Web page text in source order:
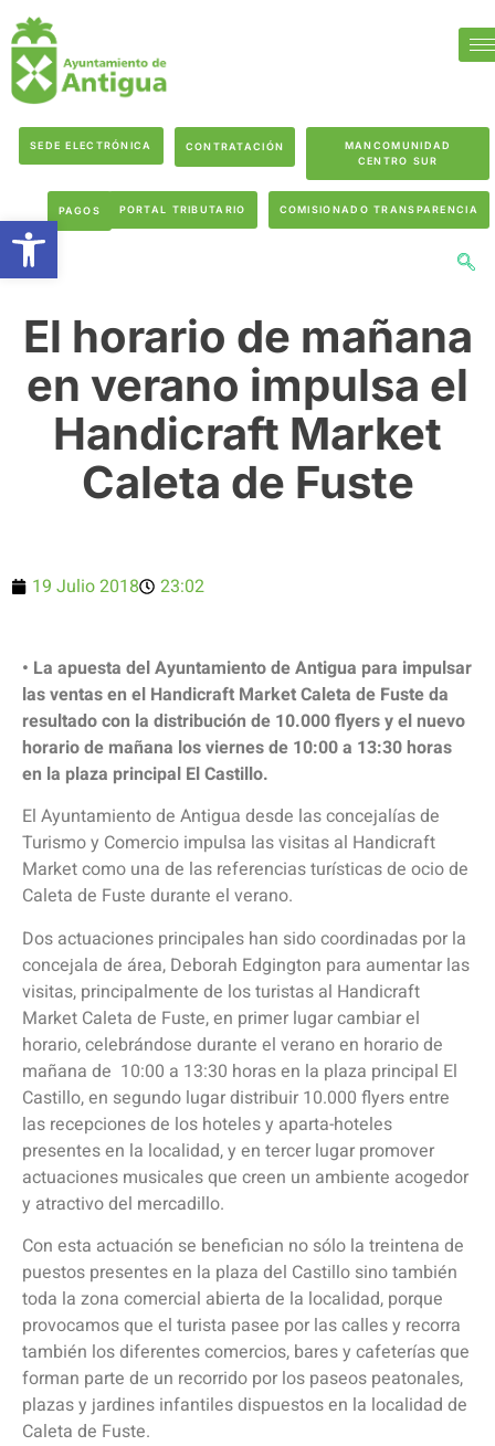
SEDE ELECTRÓNICA CONTRATACIÓN
MANCOMUNIDAD
CENTRO SUR
PAGOS PORTAL TRIBUTARIO COMISIONADO TRANSPARENCIA
El horario de mañana
en verano impulsa el
Handicraft Market
Caleta de Fuste
19 Julio 2018 23:02
• La apuesta del Ayuntamiento de Antigua para impulsar
las ventas en el Handicraft Market Caleta de Fuste da
resultado con la distribución de 10.000 flyers y el nuevo
horario de mañana los viernes de 10:00 a 13:30 horas
en la plaza principal El Castillo.
El Ayuntamiento de Antigua desde las concejalías de
Turismo y Comercio impulsa las visitas al Handicraft
Market como una de las referencias turísticas de ocio de
Caleta de Fuste durante el verano.
Dos actuaciones principales han sido coordinadas por la
concejala de área, Deborah Edgington para aumentar las
visitas, principalmente de los turistas al Handicraft
Market Caleta de Fuste, en primer lugar cambiar el
horario, celebrándose durante el verano en horario de
mañana de 10:00 a 13:30 horas en la plaza principal El
Castillo, en segundo lugar distribuir 10.000 flyers entre
las recepciones de los hoteles y aparta-hoteles
presentes en la localidad, y en tercer lugar promover
actuaciones musicales que creen un ambiente acogedor
y atractivo del mercadillo.
Con esta actuación se benefician no sólo la treintena de
puestos presentes en la plaza del Castillo sino también
toda la zona comercial abierta de la localidad, porque
provocamos que el turista pasee por las calles y recorra
también los diferentes comercios, bares y cafeterías que
forman parte de un recorrido por los paseos peatonales,
plazas y jardines infantiles dispuestos en la localidad de
Caleta de Fuste.
Abrir barra de herramientas